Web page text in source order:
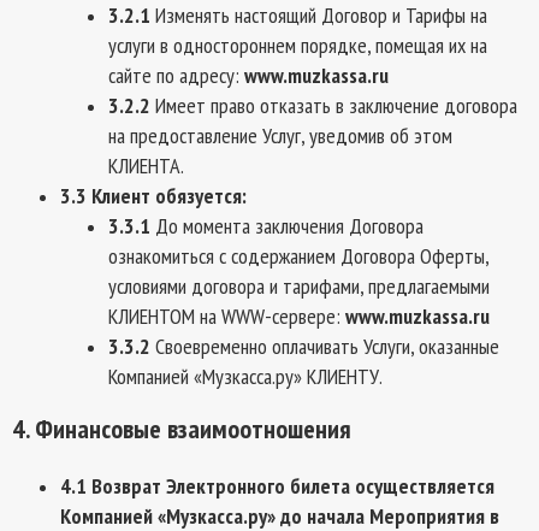
3.2.1 Изменять настоящий Договор и Тарифы на
услуги в одностороннем порядке, помещая их на
сайте по адресу: www.muzkassa.ru
3.2.2 Имеет право отказать в заключение договора
на предоставление Услуг, уведомив об этом
КЛИЕНТА.
3.3 Клиент обязуется:
3.3.1 До момента заключения Договора
ознакомиться с содержанием Договора Оферты,
условиями договора и тарифами, предлагаемыми
КЛИЕНТОМ на WWW-сервере: www.muzkassa.ru
3.3.2 Своевременно оплачивать Услуги, оказанные
Компанией «Музкасса.ру» КЛИЕНТУ.
4. Финансовые взаимоотношения
4.1 Возврат Электронного билета осуществляется
Компанией «Музкасса.ру» до начала Мероприятия в